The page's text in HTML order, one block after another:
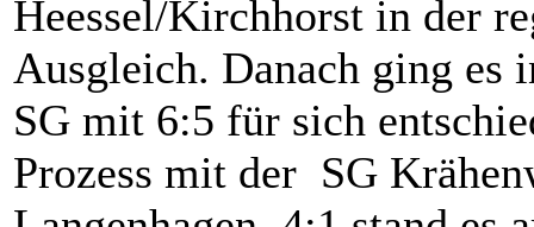
Heessel/Kirchhorst in der
Ausgleich. Danach ging es
SG mit 6:5 für sich
Prozess mit der SG